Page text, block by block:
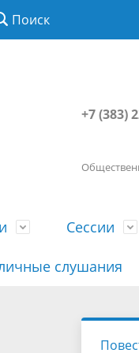
Поиск
+7 (383)
История
Сессии
Порядок
гражданами
Сведения о
имуществе,
слушания
Наша "Прямая